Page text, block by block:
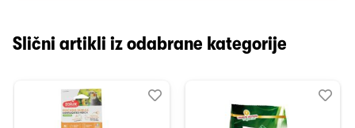
Slični artikli iz odabrane kategorije
Dodaj
Uporedi